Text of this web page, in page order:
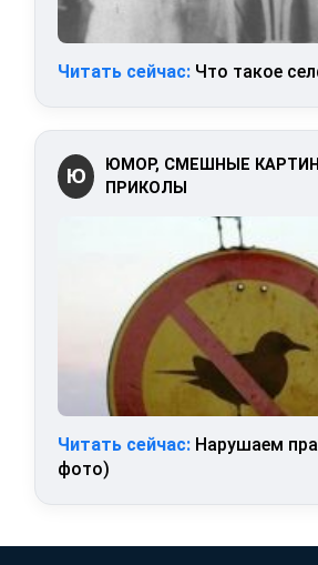
Читать сейчас: Что такое
Ю
ЮМОР, СМЕШНЫЕ
ПРИКОЛЫ
Читать сейчас: Нарушаем
фото)